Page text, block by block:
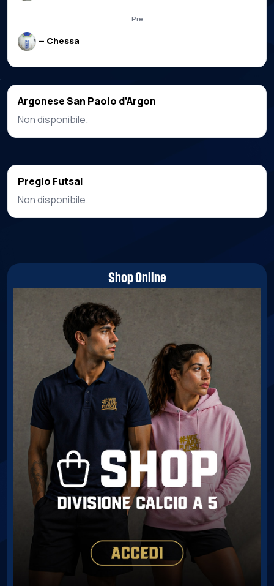
Pre
— Chessa
Argonese San Paolo d’Argon
Non disponibile.
Pregio Futsal
Non disponibile.
Shop Online